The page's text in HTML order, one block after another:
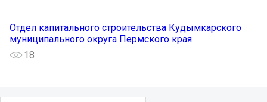
Отдел капитального строительства Кудымкарского
муниципального округа Пермского края
18